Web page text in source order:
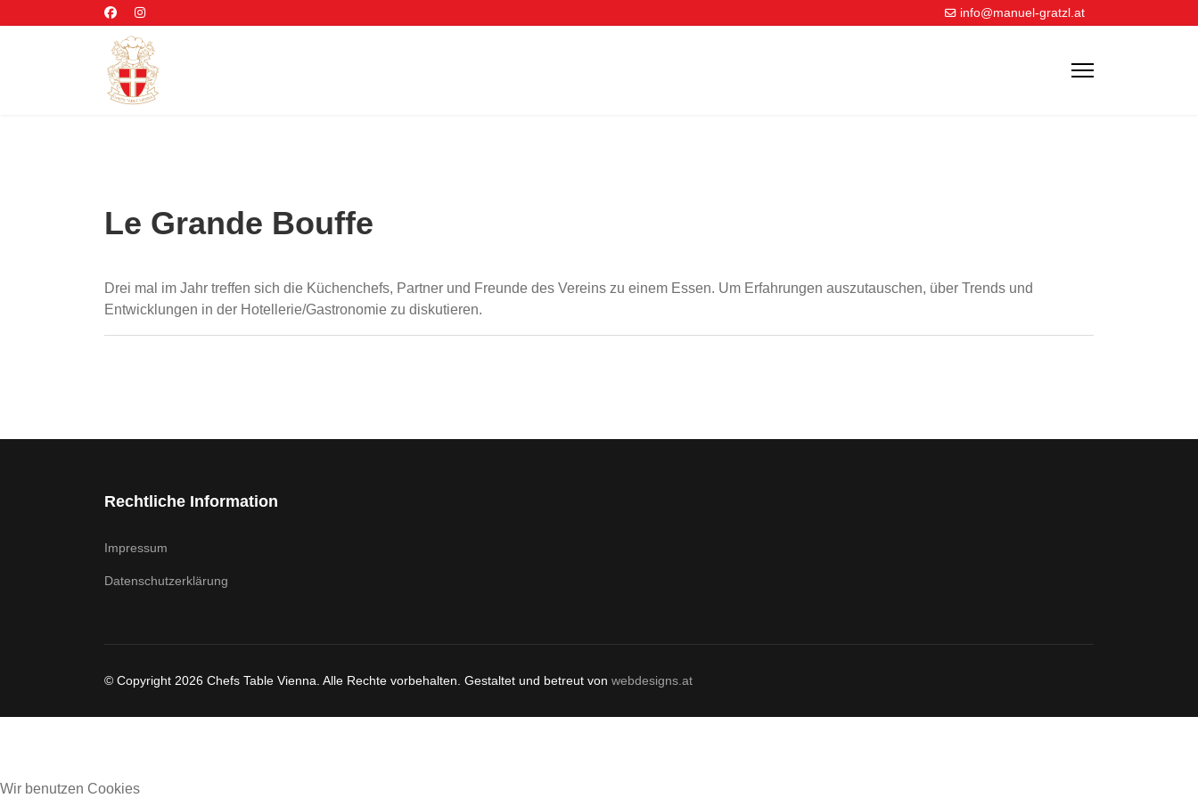
info@manuel-gratzl.at
Le Grande Bouffe
Drei mal im Jahr treffen sich die Küchenchefs, Partner und Freunde des Vereins zu einem Essen. Um Erfahrungen auszutauschen, über Trends und
Entwicklungen in der Hotellerie/Gastronomie zu diskutieren.
Rechtliche Information
Impressum
Datenschutzerklärung
© Copyright 2026 Chefs Table Vienna. Alle Rechte vorbehalten. Gestaltet und betreut von webdesigns.at
Wir benutzen Cookies